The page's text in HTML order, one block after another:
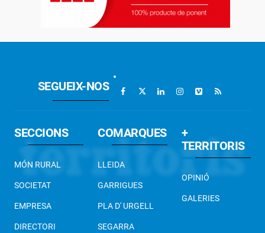
SEGUEIX-NOS
SECCIONS
MÓN RURAL
SOCIETAT
EMPRESA
DIRECTORI
COMARQUES
LLEIDA
GARRIGUES
PLA D' URGELL
SEGARRA
+
TERRITORIS
OPINIÓ
GALERIES